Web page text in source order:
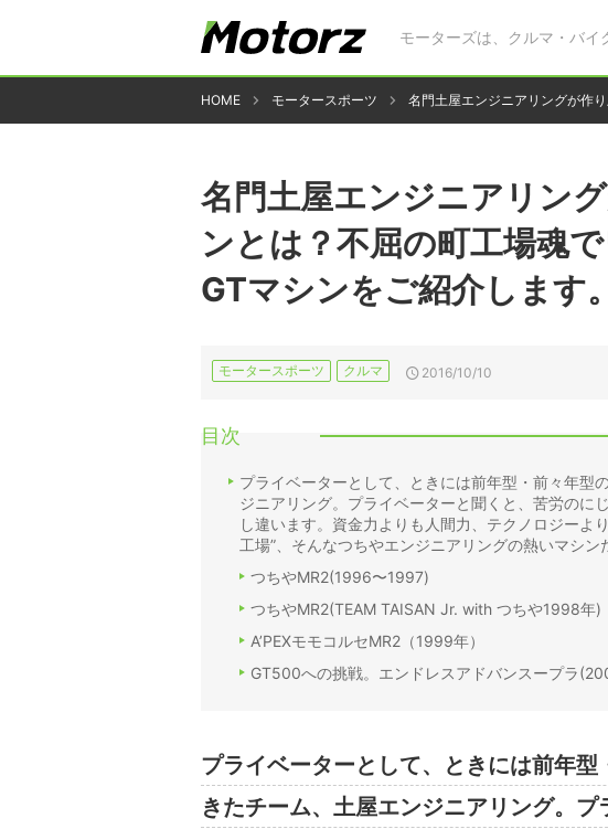
モーターズは、クルマ・バイ
HOME モータースポーツ 名門土屋エンジニアリングが作
名門土屋エンジニアリン
ンとは？不屈の町工場魂
GTマシンをご紹介します。
モータースポーツ クルマ 2016/10/10
目次
プライベーターとして、ときには前年型・前々年型
ジニアリング。プライベーターと聞くと、苦労のに
し違います。資金力よりも人間力、テクノロジーよ
工場”、そんなつちやエンジニアリングの熱いマシン
つちやMR2(1996〜1997)
つちやMR2(TEAM TAISAN Jr. with つちや1998年)
A’PEXモモコルセMR2（1999年）
GT500への挑戦。エンドレスアドバンスープラ
プライベーターとして、ときには前年
きたチーム、土屋エンジニアリング。